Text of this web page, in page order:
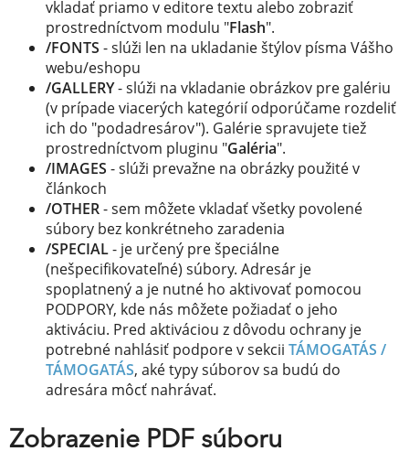
vkladať priamo v editore textu alebo zobraziť
prostredníctvom modulu "Flash".
/FONTS - slúži len na ukladanie štýlov písma Vášho
webu/eshopu
/GALLERY- slúži na vkladanie obrázkov pre galériu
(v prípade viacerých kategórií odporúčame rozdeliť
ich do "podadresárov"). Galérie spravujete tiež
prostredníctvom pluginu "Galéria".
/IMAGES - slúži prevažne na obrázky použité v
článkoch
/OTHER- sem môžete vkladať všetky povolené
súbory bez konkrétneho zaradenia
/SPECIAL- je určený pre špeciálne
(nešpecifikovateľné) súbory. Adresár je
spoplatnený a je nutné ho aktivovať pomocou
PODPORY, kde nás môžete požiadať o jeho
aktiváciu. Pred aktiváciou z dôvodu ochrany je
potrebné nahlásiť podpore v sekcii TÁMOGATÁS /
TÁMOGATÁS, aké typy súborov sa budú do
adresára môcť nahrávať.
Zobrazenie PDF súboru